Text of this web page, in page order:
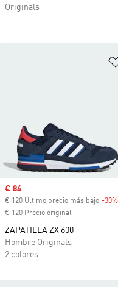
Precio de venta
€ 84
€ 120 Último precio más bajo -30%
€ 120 Precio original
ZAPATILLA ZX 600
Hombre Originals
2 colores
Originals